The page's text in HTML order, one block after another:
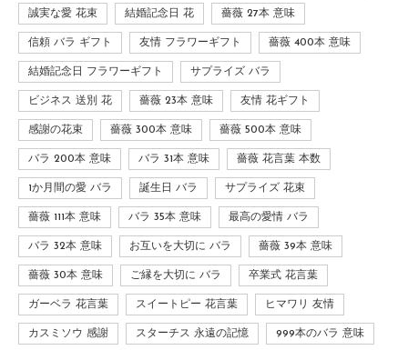
誠実な愛 花束 結婚記念日 花 薔薇 27本 意味
信頼 バラ ギフト 友情 フラワーギフト 薔薇 400本 意味
結婚記念日 フラワーギフト サプライズ バラ
ビジネス 送別 花 薔薇 23本 意味 友情 花ギフト
感謝の花束 薔薇 300本 意味 薔薇 500本 意味
バラ 200本 意味 バラ 31本 意味 薔薇 花言葉 本数
1か月間の愛 バラ 誕生日 バラ サプライズ 花束
薔薇 111本 意味 バラ 35本 意味 最高の愛情 バラ
バラ 32本 意味 お互いを大切に バラ 薔薇 39本 意味
薔薇 30本 意味 ご縁を大切に バラ 卒業式 花言葉
ガーベラ 花言葉 スイートピー 花言葉 ヒマワリ 友情
カスミソウ 感謝 スターチス 永遠の記憶 999本のバラ 意味